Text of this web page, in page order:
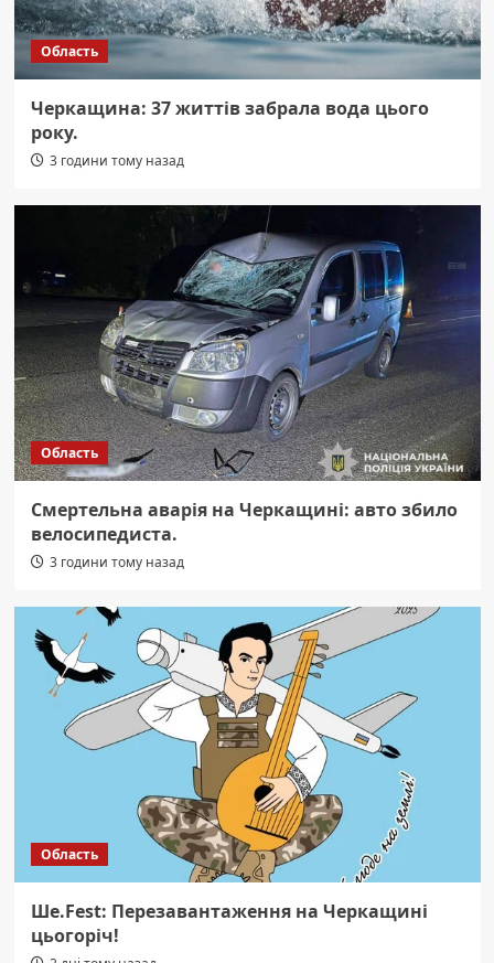
Область
Черкащина: 37 життів забрала вода цього
року.
3 години тому назад
Область
Смертельна аварія на Черкащині: авто збило
велосипедиста.
3 години тому назад
Область
Ше.Fest: Перезавантаження на Черкащині
цьогоріч!